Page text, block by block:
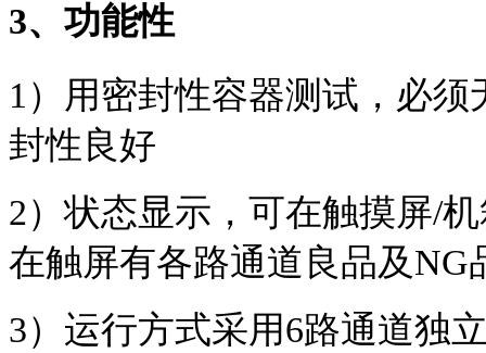
3、功能性
1）用密封性容器测试，必
封性良好
2）状态显示，可在触摸屏/
在触屏有各路通道良品及
3）运行方式采用6路通道独